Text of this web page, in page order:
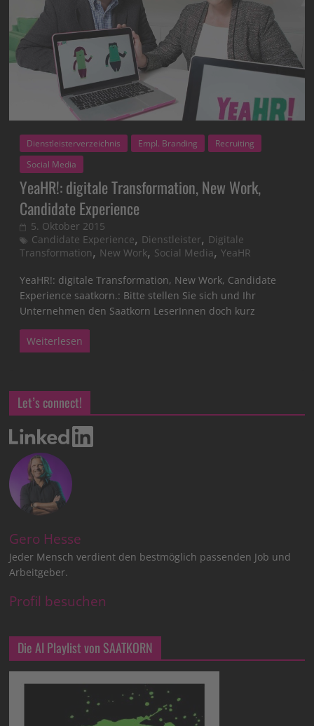
Dienstleisterverzeichnis Empl. Branding
Recruiting
Social Media
YeaHR!: digitale Transformation, New Work,
Candidate Experience
5. Oktober 2015
Candidate Experience, Dienstleister, Digitale
Transformation, New Work, Social Media,YeaHR
YeaHR!: digitale Transformation, New Work, Candidate
Experience saatkorn.: Bitte stellen Sie sich und Ihr
Unternehmen den Saatkorn LeserInnen doch kurz
Weiterlesen
Let’s connect!
Gero Hesse
Jeder Mensch verdient den bestmöglich passenden Job und
Arbeitgeber.
Profil besuchen
Die AI Playlist von SAATKORN